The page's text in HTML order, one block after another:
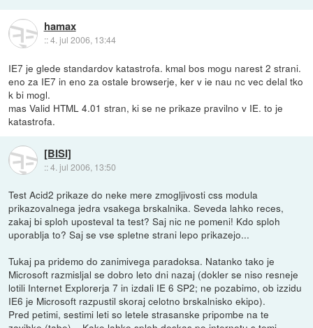
hamax
::4. jul 2006, 13:44
IE7 je glede standardov katastrofa. kmal bos mogu narest 2 strani.
eno za IE7 in eno za ostale browserje, ker v ie nau nc vec delal tko
k bi mogl.
mas Valid HTML 4.01 stran, ki se ne prikaze pravilno v IE. to je
katastrofa.
[BISI]
::4. jul 2006, 13:50
Test Acid2 prikaze do neke mere zmogljivosti css modula
prikazovalnega jedra vsakega brskalnika. Seveda lahko reces,
zakaj bi sploh uposteval ta test? Saj nic ne pomeni! Kdo sploh
uporablja to? Saj se vse spletne strani lepo prikazejo...
Tukaj pa pridemo do zanimivega paradoksa. Natanko tako je
Microsoft razmisljal se dobro leto dni nazaj (dokler se niso resneje
lotili Internet Explorerja 7 in izdali IE 6 SP2; ne pozabimo, ob izzidu
IE6 je Microsoft razpustil skoraj celotno brskalnisko ekipo).
Pred petimi, sestimi leti so letele strasanske pripombe na te